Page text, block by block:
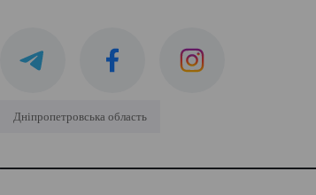
Дніпропетровська область